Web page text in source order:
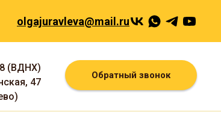
olgajuravleva@mail.ru
(ВДНХ)
47
Обратный звонок